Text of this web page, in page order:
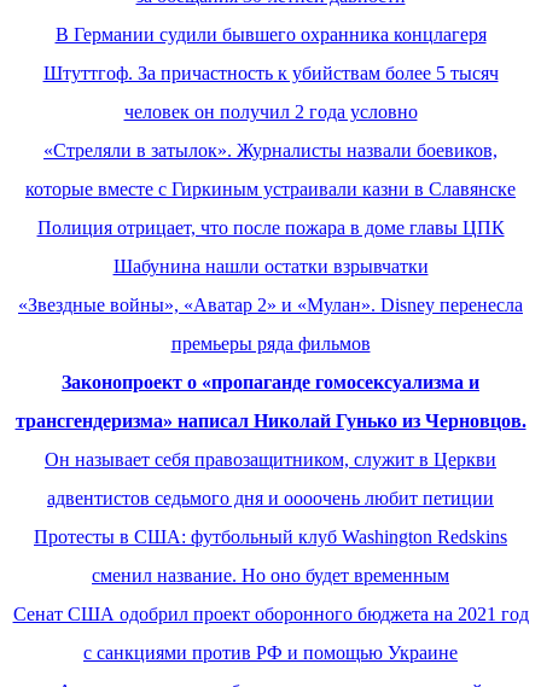
В Германии судили бывшего охранника концлагеря
Штуттгоф. За причастность к убийствам более 5 тысяч
человек он получил 2 года условно
«Стреляли в затылок». Журналисты назвали боевиков,
которые вместе с Гиркиным устраивали казни в Славянске
Полиция отрицает, что после пожара в доме главы ЦПК
Шабунина нашли остатки взрывчатки
«Звездные войны», «Аватар 2» и «Мулан». Disney перенесла
премьеры ряда фильмов
Законопроект о «пропаганде гомосексуализма и
трансгендеризма» написал Николай Гунько из Черновцов.
Он называет себя правозащитником, служит в Церкви
адвентистов седьмого дня и оооочень любит петиции
Протесты в США: футбольный клуб Washington Redskins
сменил название. Но оно будет временным
Сенат США одобрил проект оборонного бюджета на 2021 год
с санкциями против РФ и помощью Украине